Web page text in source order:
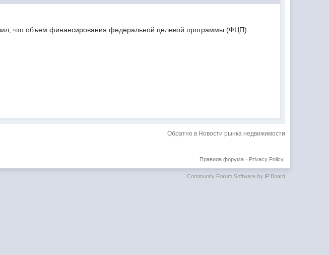
что объем финансирования федеральной целевой программы (ФЦП)
Обратно в Новости рынка недвижимости
Privacy Policy
Правила форума·
Community Forum Software by IP.Board